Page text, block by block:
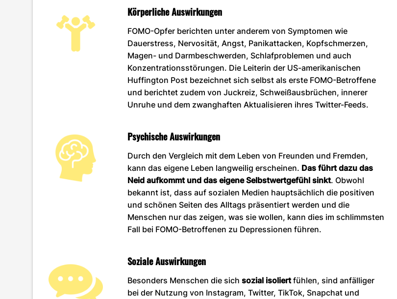
Körperliche Auswirkungen
FOMO-Opfer berichten unter anderem von Symptomen wie
Dauerstress, Nervosität, Angst, Panikattacken, Kopfschmerzen,
Magen- und Darmbeschwerden, Schlafproblemen und auch
Konzentrationsstörungen. Die Leiterin der US-amerikanischen
Huffington Post bezeichnet sich selbst als erste FOMO-Betroffene
und berichtet zudem von Juckreiz, Schweißausbrüchen, innerer
Unruhe und dem zwanghaften Aktualisieren ihres Twitter-Feeds.
Psychische Auswirkungen
Durch den Vergleich mit dem Leben von Freunden und Fremden,
kann das eigene Leben langweilig erscheinen. Das führt dazu das
Neid aufkommt und das eigene Selbstwertgefühl sinkt. Obwohl
bekannt ist, dass auf sozialen Medien hauptsächlich die positiven
und schönen Seiten des Alltags präsentiert werden und die
Menschen nur das zeigen, was sie wollen, kann dies im schlimmsten
Fall bei FOMO-Betroffenen zu Depressionen führen.
Soziale Auswirkungen
Besonders Menschen die sich sozial isoliertfühlen, sind anfälliger
bei der Nutzung von Instagram, Twitter, TikTok, Snapchat und